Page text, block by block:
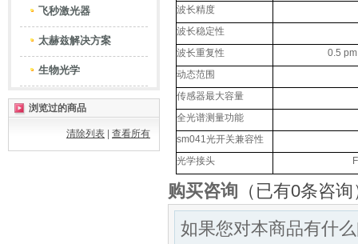
飞秒激光器
太赫兹解决方案
生物光学
浏览过的商品
清除列表 查看所有
波长精度
波长稳定性
波长重复性
0.5
动态范围
传感器最大容量
全光谱测量功能
sm041光开关兼容性
光学接头
购买咨询 （已有0条咨
如果您对本商品有什